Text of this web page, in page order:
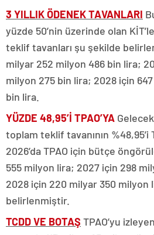
3 YILLIK ÖDENEK TAVANLARI
yüzde 50’nin üzerinde olan
teklif tavanları şu şekilde
milyar 252 milyon 486 bin lira;
milyon 275 bin lira; 2028 için
bin lira.
YÜZDE 48,95’İ TPAO’YA
toplam teklif tavanının %48,95’i
2026’da TPAO için bütçe
555 milyon lira; 2027 için 298
2028 için 220 milyar 350 milyon
belirlenmiştir.
TCDD VE BOTAŞ TPAO’yu